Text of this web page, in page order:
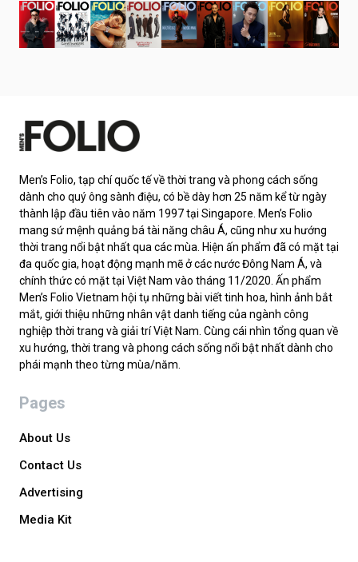
Men’s Folio, tạp chí quốc tế về thời trang và phong cách sống
dành cho quý ông sành điệu, có bề dày hơn 25 năm kể từ ngày
thành lập đầu tiên vào năm 1997 tại Singapore. Men’s Folio
mang sứ mệnh quảng bá tài năng châu Á, cũng như xu hướng
thời trang nổi bật nhất qua các mùa. Hiện ấn phẩm đã có mặt tại
đa quốc gia, hoạt động mạnh mẽ ở các nước Đông Nam Á, và
chính thức có mặt tại Việt Nam vào tháng 11/2020. Ấn phẩm
Men’s Folio Vietnam hội tụ những bài viết tinh hoa, hình ảnh bắt
mắt, giới thiệu những nhân vật danh tiếng của ngành công
nghiệp thời trang và giải trí Việt Nam. Cùng cái nhìn tổng quan về
xu hướng, thời trang và phong cách sống nổi bật nhất dành cho
phái mạnh theo từng mùa/năm.
Pages
About Us
Contact Us
Advertising
Media Kit